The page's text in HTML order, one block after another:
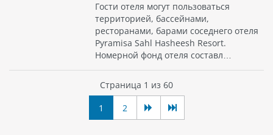
Гости отеля могут пользоваться
территорией, бассейнами,
ресторанами, барами соседнего отеля
Pyramisa Sahl Hasheesh Resort.
Номерной фонд отеля составл…
Страница 1 из 60
1
2